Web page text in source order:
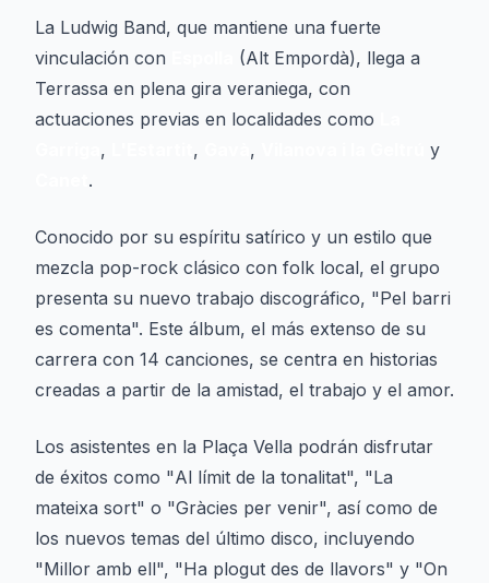
La Ludwig Band, que mantiene una fuerte
vinculación con
(Alt Empordà), llega a
Terrassa en plena gira veraniega, con
actuaciones previas en localidades como
, , ,
y
.
Conocido por su espíritu satírico y un estilo que
mezcla pop-rock clásico con folk local, el grupo
presenta su nuevo trabajo discográfico, "Pel barri
es comenta". Este álbum, el más extenso de su
carrera con 14 canciones, se centra en historias
creadas a partir de la amistad, el trabajo y el amor.
Los asistentes en la Plaça Vella podrán disfrutar
de éxitos como "Al límit de la tonalitat", "La
mateixa sort" o "Gràcies per venir", así como de
los nuevos temas del último disco, incluyendo
"Millor amb ell", "Ha plogut des de llavors" y "On